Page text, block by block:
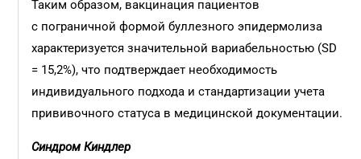
Таким образом, вакцинация пациентов
с пограничной формой буллезного эпидермолиза
характеризуется значительной вариабельностью (SD
= 15,2%), что подтверждает необходимость
индивидуального подхода и стандартизации учета
прививочного статуса в медицинской документации.
Синдром Киндлер